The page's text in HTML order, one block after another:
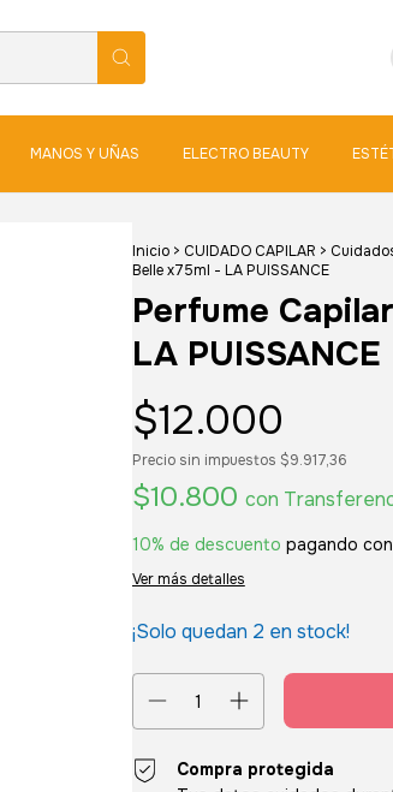
MANOS Y UÑAS ELECTRO BEAUTY
Inicio > CUIDADO CAPILAR >
Belle x75ml - LA PUISSANCE
Perfume
LA PUISSANCE
$12.000
Precio sin impuestos $9.917,36
$10.800 con
10% de descuento pagando
Ver más detalles
¡Solo quedan 2 en stock!
Compra protegida